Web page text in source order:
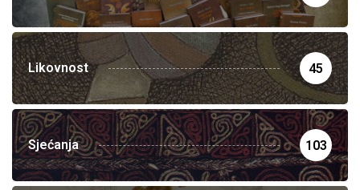
Likovnost 45
Sjećanja 103